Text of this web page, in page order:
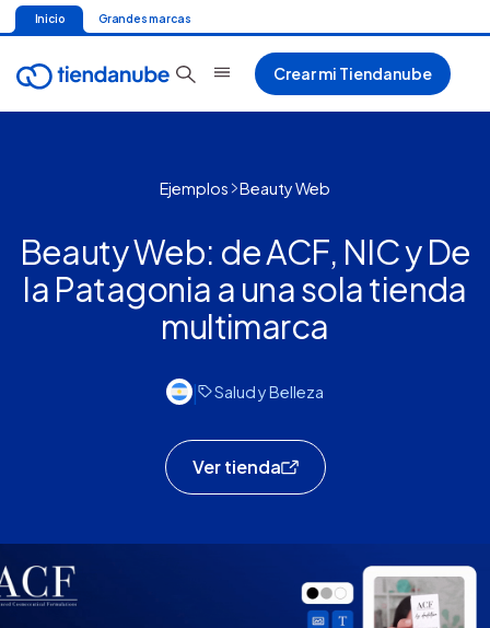
Inicio Grandes marcas
Crear mi Tiendanube
Ejemplos Beauty Web
Beauty Web: de ACF, NIC y De
la Patagonia a una sola tienda
multimarca
| Salud y Belleza
Ver tienda